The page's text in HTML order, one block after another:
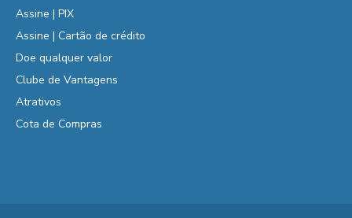
Assine | PIX
Assine | Cartão de crédito
Doe qualquer valor
Clube de Vantagens
Atrativos
Cota de Compras